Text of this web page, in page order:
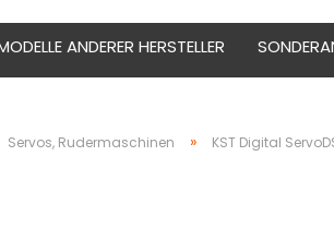
ANDERER HERSTELLER
Servos, Rudermaschinen » KST Digital